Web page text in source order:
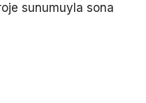
sunumuyla sona